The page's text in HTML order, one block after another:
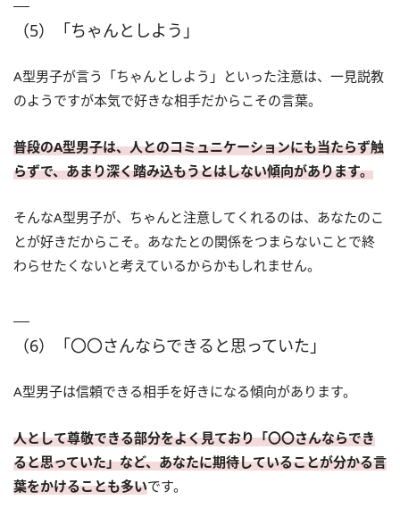
（5）「ちゃんとしよう」
A型男子が言う「ちゃんとしよう」といった注意は、一見説教
のようですが本気で好きな相手だからこその言葉。
普段のA型男子は、人とのコミュニケーションにも当たらず触
らずで、あまり深く踏み込もうとはしない傾向があります。
そんなA型男子が、ちゃんと注意してくれるのは、あなたのこ
とが好きだからこそ。あなたとの関係をつまらないことで終
わらせたくないと考えているからかもしれません。
（6）「〇〇さんならできると思っていた」
A型男子は信頼できる相手を好きになる傾向があります。
人として尊敬できる部分をよく見ており「〇〇さんならでき
ると思っていた」など、あなたに期待していることが分かる言
葉をかけることも多いです。